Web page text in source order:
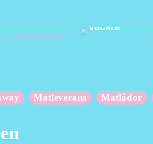
vackra
Matleverans Matlådor